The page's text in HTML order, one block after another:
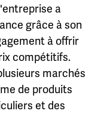
a
grâce à son
à offrir
compétitifs.
marchés
de produits
et des